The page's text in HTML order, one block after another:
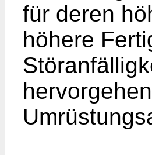
für deren
höhere